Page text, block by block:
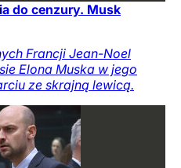
do cenzury. Musk
Francji Jean-Noel
Elona Muska w jego
ze skrajną lewicą.